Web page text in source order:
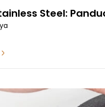
Steel: